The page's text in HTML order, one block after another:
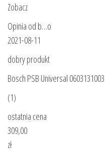
Zobacz
Opinia od b…o
2021-08-11
dobry produkt
Bosch PSB Universal 0603131003
(1)
ostatnia cena
309,00
zł